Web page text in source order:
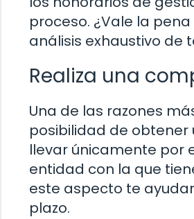
proceso. ¿Vale la
análisis exhaustivo de
Realiza una
Una de las razones
posibilidad de obtener
llevar únicamente por
entidad con la que
este aspecto te
plazo.